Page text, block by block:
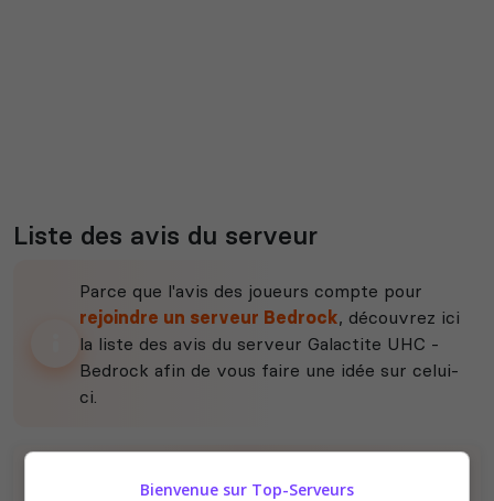
Liste des avis du serveur
Parce que l'avis des joueurs compte pour
rejoindre un serveur Bedrock, découvrez ici
la liste des avis du serveur Galactite UHC -
Bedrock afin de vous faire une idée sur celui-
ci.
Bienvenue sur Top-Serveurs